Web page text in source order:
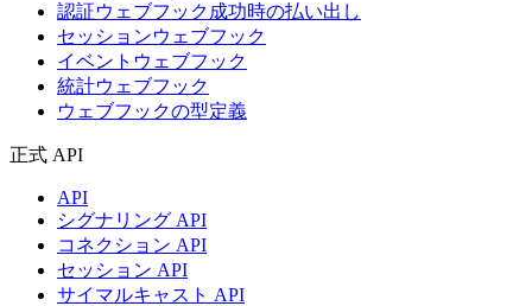
認証ウェブフック成功時の払い出し
セッションウェブフック
イベントウェブフック
統計ウェブフック
ウェブフックの型定義
正式 API
API
シグナリング API
コネクション API
セッション API
サイマルキャスト API